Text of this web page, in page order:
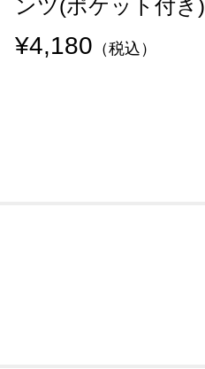
ンツ(ポケット付き)
¥4,180 （税込）